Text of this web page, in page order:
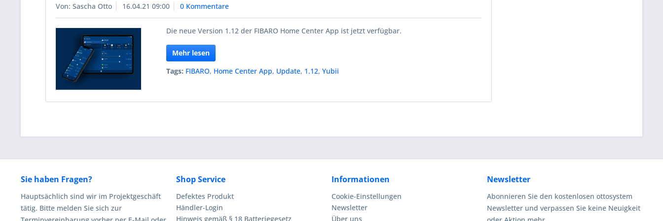
Von: Sascha Otto 16.04.21 09:00 0 Kommentare
Die neue Version 1.12 der FIBARO Home Center App ist jetzt verfügbar.
Mehr lesen
Tags: FIBARO, Home Center App, Update, 1.12,Yubii
Sie haben Fragen?
Hauptsächlich sind wir im Projektgeschäft
tätig. Bitte melden Sie sich zur
Shop Service
Defektes Produkt
Händler-Login
Hinweis gemäß § 18 Batteriegesetz
Informationen
Cookie-Einstellungen
Newsletter
Über uns
Newsletter
Abonnieren Sie den kostenlosen ottosystem
Newsletter und verpassen Sie keine Neuigkeit